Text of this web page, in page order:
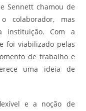
Sennett chamou de
colaborador, mas
instituição. Com a
foi viabilizado pelas
de trabalho e
uma ideia de
e a noção de